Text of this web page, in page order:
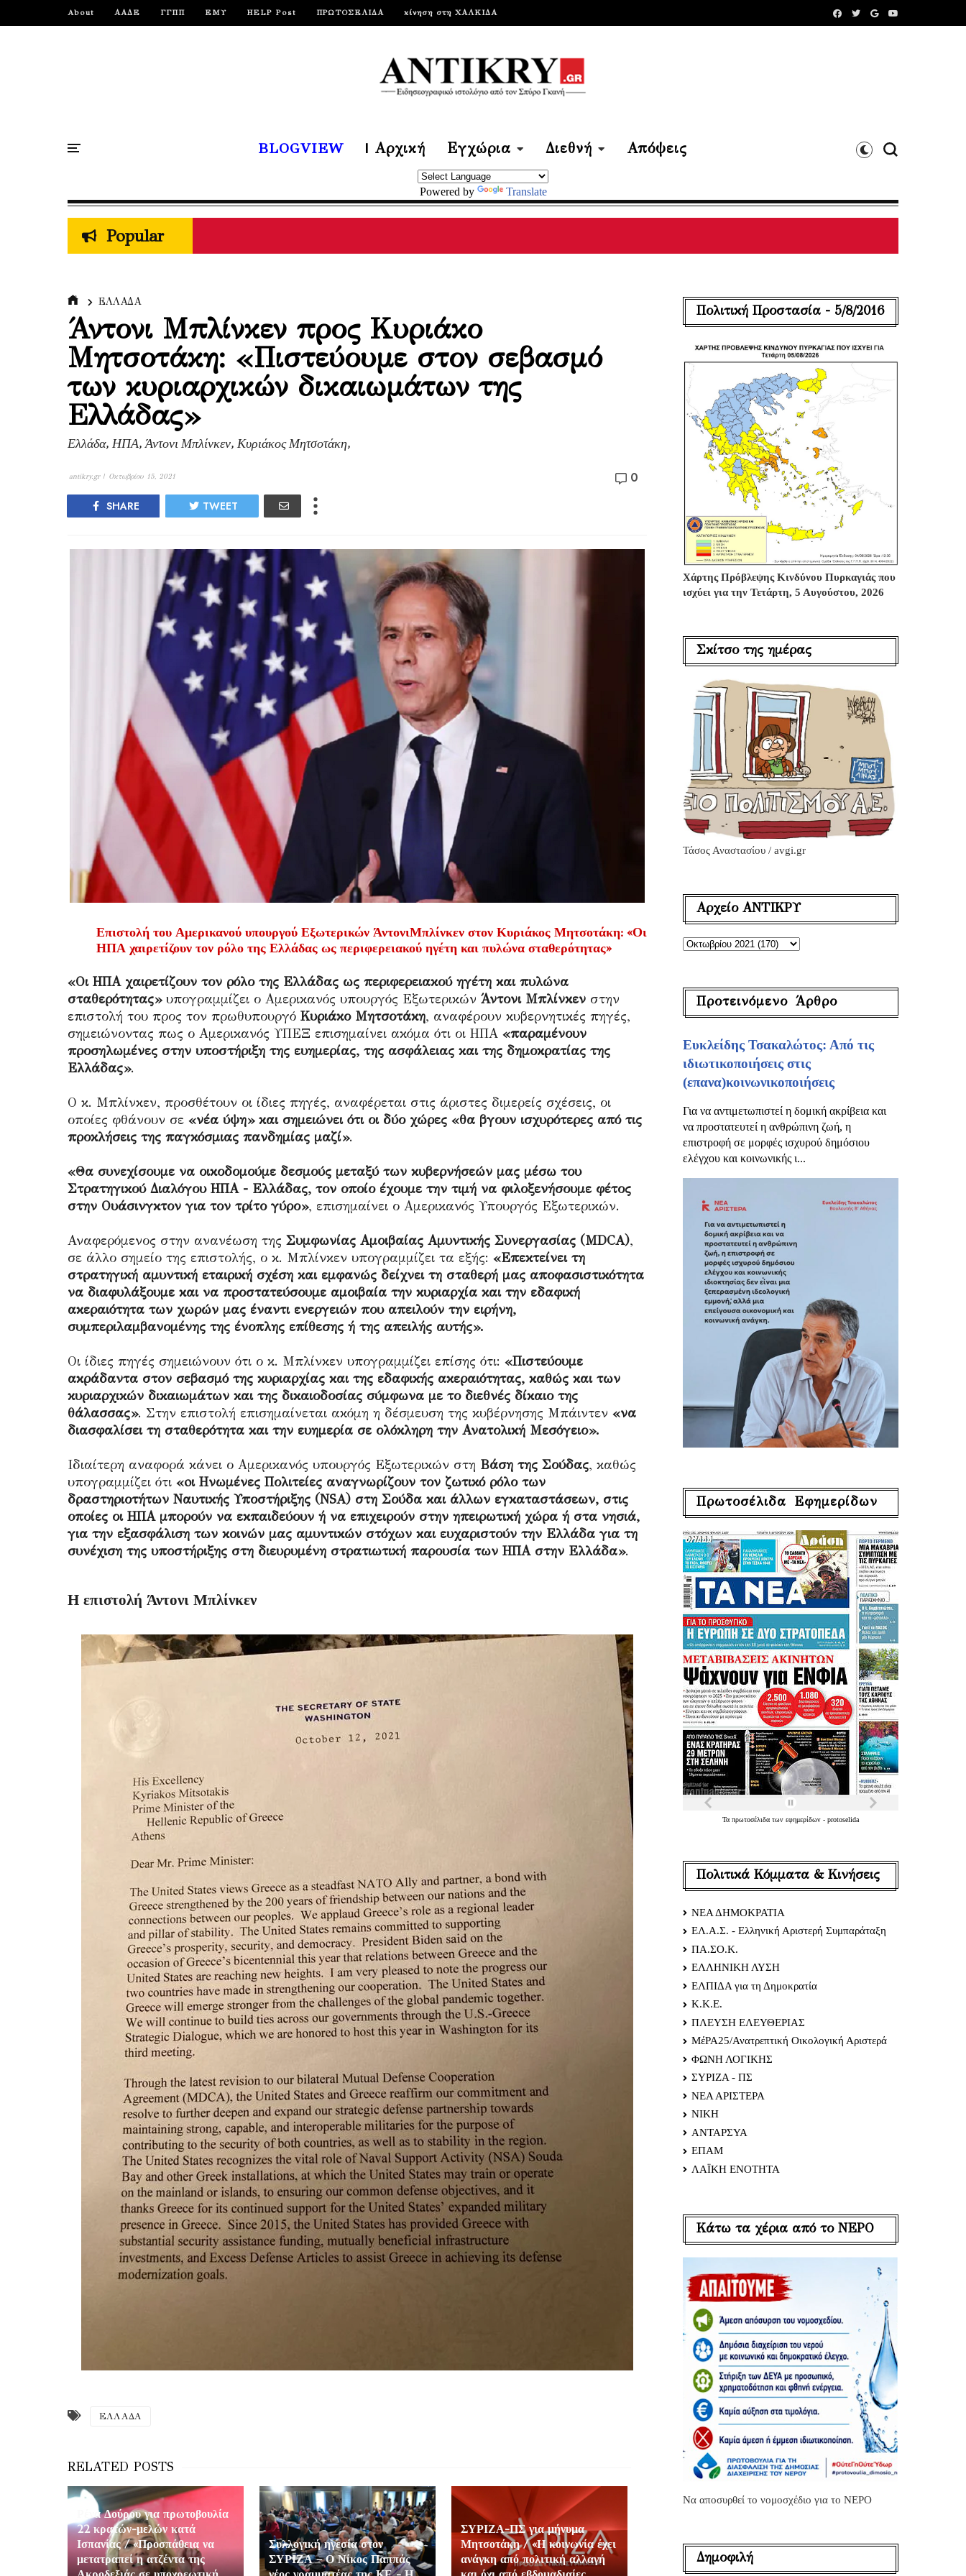
About ΑΑΔΕ ΓΓΠΠ ΕΜΥ HELP Post ΠΡΩΤΟΣΕΛΙΔΑ κίνηση στη ΧΑΛΚΙΔΑ
BLOGVIEW | Αρχική Εγχώρια Διεθνή Απόψεις
Powered by Translate
Popular
ΕΛΛΑΔΑ
Άντονι Μπλίνκεν προς Κυριάκο
Μητσοτάκη: «Πιστεύουμε στον σεβασμό
των κυριαρχικών δικαιωμάτων της
Ελλάδας»
Ελλάδα, ΗΠΑ, Άντονι Μπλίνκεν, Κυριάκος Μητσοτάκη,
antikry.gr | Οκτωβρίου 15, 2021 0
SHARE TWEET
Επιστολή του Αμερικανού υπουργού Εξωτερικών ΆντονιΜπλίνκεν στον Κυριάκος Μητσοτάκη: «Οι
ΗΠΑ χαιρετίζουν τον ρόλο της Ελλάδας ως περιφερειακού ηγέτη και πυλώνα σταθερότητας»
«Οι ΗΠΑ χαιρετίζουν τον ρόλο της Ελλάδας ως περιφερειακού ηγέτη και πυλώνα
σταθερότητας»υπογραμμίζει ο Αμερικανός υπουργός Εξωτερικών Άντονι Μπλίνκεν στην
επιστολή του προς τον πρωθυπουργό Κυριάκο Μητσοτάκη, αναφέρουν κυβερνητικές πηγές,
σημειώνοντας πως ο Αμερικανός ΥΠΕΞ επισημαίνει ακόμα ότι οι ΗΠΑ «παραμένουν
προσηλωμένες στην υποστήριξη της ευημερίας, της ασφάλειας και της δημοκρατίας της
Ελλάδας».
Ο κ. Μπλίνκεν, προσθέτουν οι ίδιες πηγές, αναφέρεται στις άριστες διμερείς σχέσεις, οι
οποίες φθάνουν σε «νέα ύψη» και σημειώνει ότι οι δύο χώρες «θα βγουν ισχυρότερες από τις
προκλήσεις της παγκόσμιας πανδημίας μαζί».
«Θα συνεχίσουμε να οικοδομούμε δεσμούς μεταξύ των κυβερνήσεών μας μέσω του
Στρατηγικού Διαλόγου ΗΠΑ - Ελλάδας, τον οποίο έχουμε την τιμή να φιλοξενήσουμε φέτος
στην Ουάσινγκτον για τον τρίτο γύρο», επισημαίνει ο Αμερικανός Υπουργός Εξωτερικών.
Αναφερόμενος στην ανανέωση της Συμφωνίας Αμοιβαίας Αμυντικής Συνεργασίας (MDCA),
σε άλλο σημείο της επιστολής, ο κ. Μπλίνκεν υπογραμμίζει τα εξής: «Επεκτείνει τη
στρατηγική αμυντική εταιρική σχέση και εμφανώς δείχνει τη σταθερή μας αποφασιστικότητα
να διαφυλάξουμε και να προστατεύσουμε αμοιβαία την κυριαρχία και την εδαφική
ακεραιότητα των χωρών μας έναντι ενεργειών που απειλούν την ειρήνη,
συμπεριλαμβανομένης της ένοπλης επίθεσης ή της απειλής αυτής».
Οι ίδιες πηγές σημειώνουν ότι ο κ. Μπλίνκεν υπογραμμίζει επίσης ότι: «Πιστεύουμε
ακράδαντα στον σεβασμό της κυριαρχίας και της εδαφικής ακεραιότητας, καθώς και των
κυριαρχικών δικαιωμάτων και της δικαιοδοσίας σύμφωνα με το διεθνές δίκαιο της
θάλασσας». Στην επιστολή επισημαίνεται ακόμη η δέσμευση της κυβέρνησης Μπάιντεν «να
διασφαλίσει τη σταθερότητα και την ευημερία σε ολόκληρη την Ανατολική Μεσόγειο».
Ιδιαίτερη αναφορά κάνει ο Αμερικανός υπουργός Εξωτερικών στη Βάση της Σούδας, καθώς
υπογραμμίζει ότι «oι Ηνωμένες Πολιτείες αναγνωρίζουν τον ζωτικό ρόλο των
δραστηριοτήτων Ναυτικής Υποστήριξης (NSA) στη Σούδα και άλλων εγκαταστάσεων, στις
οποίες οι ΗΠΑ μπορούν να εκπαιδεύουν ή να επιχειρούν στην ηπειρωτική χώρα ή στα νησιά,
για την εξασφάλιση των κοινών μας αμυντικών στόχων και ευχαριστούν την Ελλάδα για τη
συνέχιση της υποστήριξης στη διευρυμένη στρατιωτική παρουσία των ΗΠΑ στην Ελλάδα».
Η επιστολή Άντονι Μπλίνκεν
ΕΛΛΑΔΑ
Ρένα Δούρου για πρωτοβουλία
22 κρατών-μελών κατά
Ισπανίας / «Προσπάθεια να
μετατραπεί η ατζέντα της
Συλλογική ηγεσία στον
ΣΥΡΙΖΑ – Ο Νίκος Παππάς
ΣΥΡΙΖΑ-ΠΣ για μήνυμα
Μητσοτάκη / «Η κοινωνία έχει
ανάγκη από πολιτική αλλαγή
Πολιτική Προστασία - 5/8/2016
Χάρτης Πρόβλεψης Κινδύνου Πυρκαγιάς που
ισχύει για την Τετάρτη, 5 Αυγούστου, 2026
Σκίτσο της ημέρας
Τάσος Αναστασίου / avgi.gr
Αρχείο ΑΝΤΙΚΡΥ
Προτεινόμενο Άρθρο
Ευκλείδης Τσακαλώτος: Από τις
ιδιωτικοποιήσεις στις
(επανα)κοινωνικοποιήσεις
Για να αντιμετωπιστεί η δομική ακρίβεια και
να προστατευτεί η ανθρώπινη ζωή, η
επιστροφή σε μορφές ισχυρού δημόσιου
ελέγχου και κοινωνικής ι...
Πρωτοσέλιδα Εφημερίδων
Τα πρωτοσέλιδα των εφημερίδων - protoselida
Πολιτικά Κόμματα & Κινήσεις
ΝΕΑ ΔΗΜΟΚΡΑΤΙΑ
ΕΛ.Α.Σ. - Ελληνική Αριστερή Συμπαράταξη
ΠΑ.ΣΟ.Κ.
ΕΛΛΗΝΙΚΗ ΛΥΣΗ
ΕΛΠΙΔΑ για τη Δημοκρατία
Κ.Κ.Ε.
ΠΛΕΥΣΗ ΕΛΕΥΘΕΡΙΑΣ
ΜέΡΑ25/Ανατρεπτική Οικολογική Αριστερά
ΦΩΝΗ ΛΟΓΙΚΗΣ
ΣΥΡΙΖΑ - ΠΣ
ΝΕΑ ΑΡΙΣΤΕΡΑ
ΝΙΚΗ
ΑΝΤΑΡΣΥΑ
ΕΠΑΜ
ΛΑΪΚΗ ΕΝΟΤΗΤΑ
Κάτω τα χέρια από το ΝΕΡΟ
Να αποσυρθεί το νομοσχέδιο για το ΝΕΡΟ
Δημοφιλή